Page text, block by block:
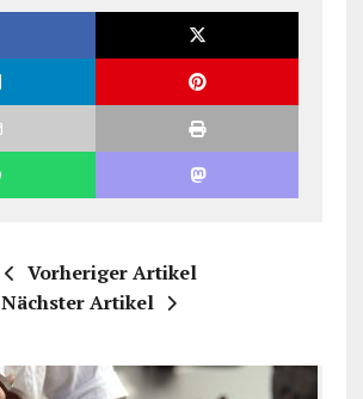
Vorheriger Artikel
Nächster Artikel